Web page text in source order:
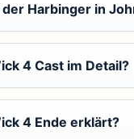
Harbinger in
4 Cast im Detail?
4 Ende erklärt?